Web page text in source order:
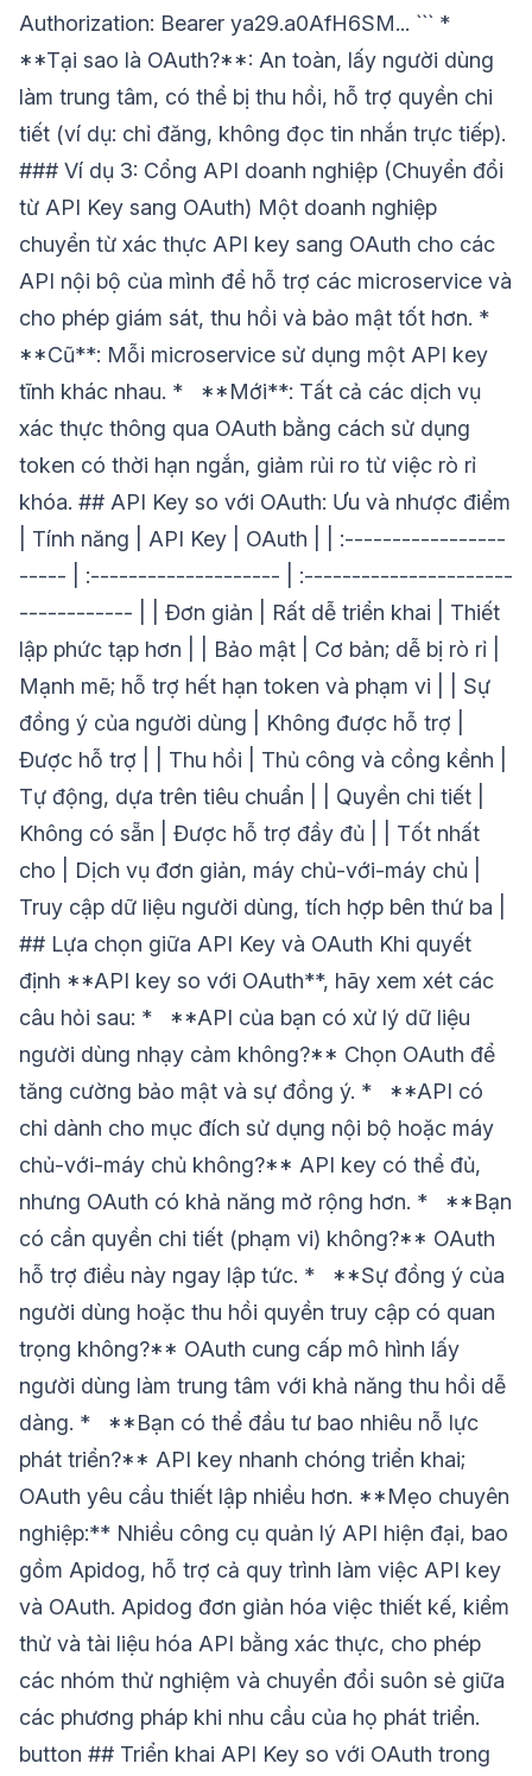
Authorization: Bearer ya29.a0AfH6SM... ``` *
**Tại sao là OAuth?**: An toàn, lấy người dùng
làm trung tâm, có thể bị thu hồi, hỗ trợ quyền chi
tiết (ví dụ: chỉ đăng, không đọc tin nhắn trực tiếp).
### Ví dụ 3: Cổng API doanh nghiệp (Chuyển đổi
từ API Key sang OAuth) Một doanh nghiệp
chuyển từ xác thực API key sang OAuth cho các
API nội bộ của mình để hỗ trợ các microservice và
cho phép giám sát, thu hồi và bảo mật tốt hơn. *
**Cũ**: Mỗi microservice sử dụng một API key
tĩnh khác nhau. * **Mới**: Tất cả các dịch vụ
xác thực thông qua OAuth bằng cách sử dụng
token có thời hạn ngắn, giảm rủi ro từ việc rò rỉ
khóa. ## API Key so với OAuth: Ưu và nhược điểm
| Tính năng | API Key | OAuth | | :-----------------
----- | :-------------------- | :----------------------
------------ | | Đơn giản | Rất dễ triển khai | Thiết
lập phức tạp hơn | | Bảo mật | Cơ bản; dễ bị rò rỉ |
Mạnh mẽ; hỗ trợ hết hạn token và phạm vi | | Sự
đồng ý của người dùng | Không được hỗ trợ |
Được hỗ trợ | | Thu hồi | Thủ công và cồng kềnh |
Tự động, dựa trên tiêu chuẩn | | Quyền chi tiết |
Không có sẵn | Được hỗ trợ đầy đủ | | Tốt nhất
cho | Dịch vụ đơn giản, máy chủ-với-máy chủ |
Truy cập dữ liệu người dùng, tích hợp bên thứ ba |
## Lựa chọn giữa API Key và OAuth Khi quyết
định **API key so với OAuth**, hãy xem xét các
câu hỏi sau: * **API của bạn có xử lý dữ liệu
người dùng nhạy cảm không?** Chọn OAuth để
tăng cường bảo mật và sự đồng ý. * **API có
chỉ dành cho mục đích sử dụng nội bộ hoặc máy
chủ-với-máy chủ không?** API key có thể đủ,
nhưng OAuth có khả năng mở rộng hơn. * **Bạn
có cần quyền chi tiết (phạm vi) không?** OAuth
hỗ trợ điều này ngay lập tức. * **Sự đồng ý của
người dùng hoặc thu hồi quyền truy cập có quan
trọng không?** OAuth cung cấp mô hình lấy
người dùng làm trung tâm với khả năng thu hồi dễ
dàng. * **Bạn có thể đầu tư bao nhiêu nỗ lực
phát triển?** API key nhanh chóng triển khai;
OAuth yêu cầu thiết lập nhiều hơn. **Mẹo chuyên
nghiệp:** Nhiều công cụ quản lý API hiện đại, bao
gồm Apidog, hỗ trợ cả quy trình làm việc API key
và OAuth. Apidog đơn giản hóa việc thiết kế, kiểm
thử và tài liệu hóa API bằng xác thực, cho phép
các nhóm thử nghiệm và chuyển đổi suôn sẻ giữa
các phương pháp khi nhu cầu của họ phát triển.
button ## Triển khai API Key so với OAuth trong